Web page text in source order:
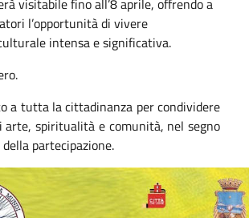
l’opportunità di vivere
intensa e significativa.
a tutta la cittadinanza per condividere
arte, spiritualità e comunità, nel segno
partecipazione.